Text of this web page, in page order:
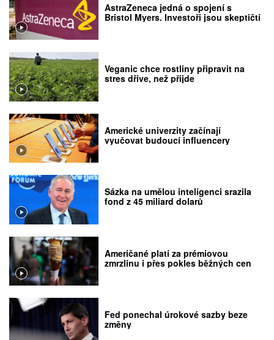
AstraZeneca jedná o spojení s
Bristol Myers. Investoři jsou skeptičtí
Veganic chce rostliny připravit na
stres dříve, než přijde
Americké univerzity začínají
vyučovat budoucí influencery
Sázka na umělou inteligenci srazila
fond z 45 miliard dolarů
Američané platí za prémiovou
zmrzlinu i přes pokles běžných cen
Fed ponechal úrokové sazby beze
změny